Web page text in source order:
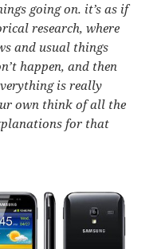
going on. it’s as if
research, where
and usual things
happen, and then
is really
own think of all the
for that